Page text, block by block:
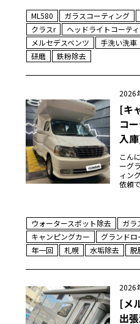
ML580 ガラスコーティング
クラスr
ヘッドライトコーテ
メルセデスベンツ
手洗い洗車
研磨
鉄粉除去
2026
[キ
コ
入
こん
ーグ
ィン
依頼
ウォータースポット除去
ガラ
キャンピングカー
グランドロ
年一回
札幌 水垢除去 脱
2026
[メ
出